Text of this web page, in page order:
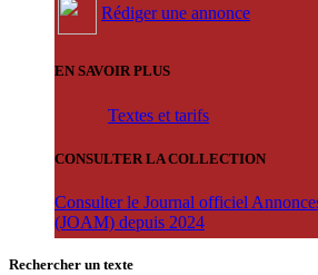
Rédiger une annonce
EN SAVOIR PLUS
Textes et tarifs
CONSULTER LA COLLECTION
Consulter le Journal officiel
(JOAM) depuis 2024
Rechercher un texte